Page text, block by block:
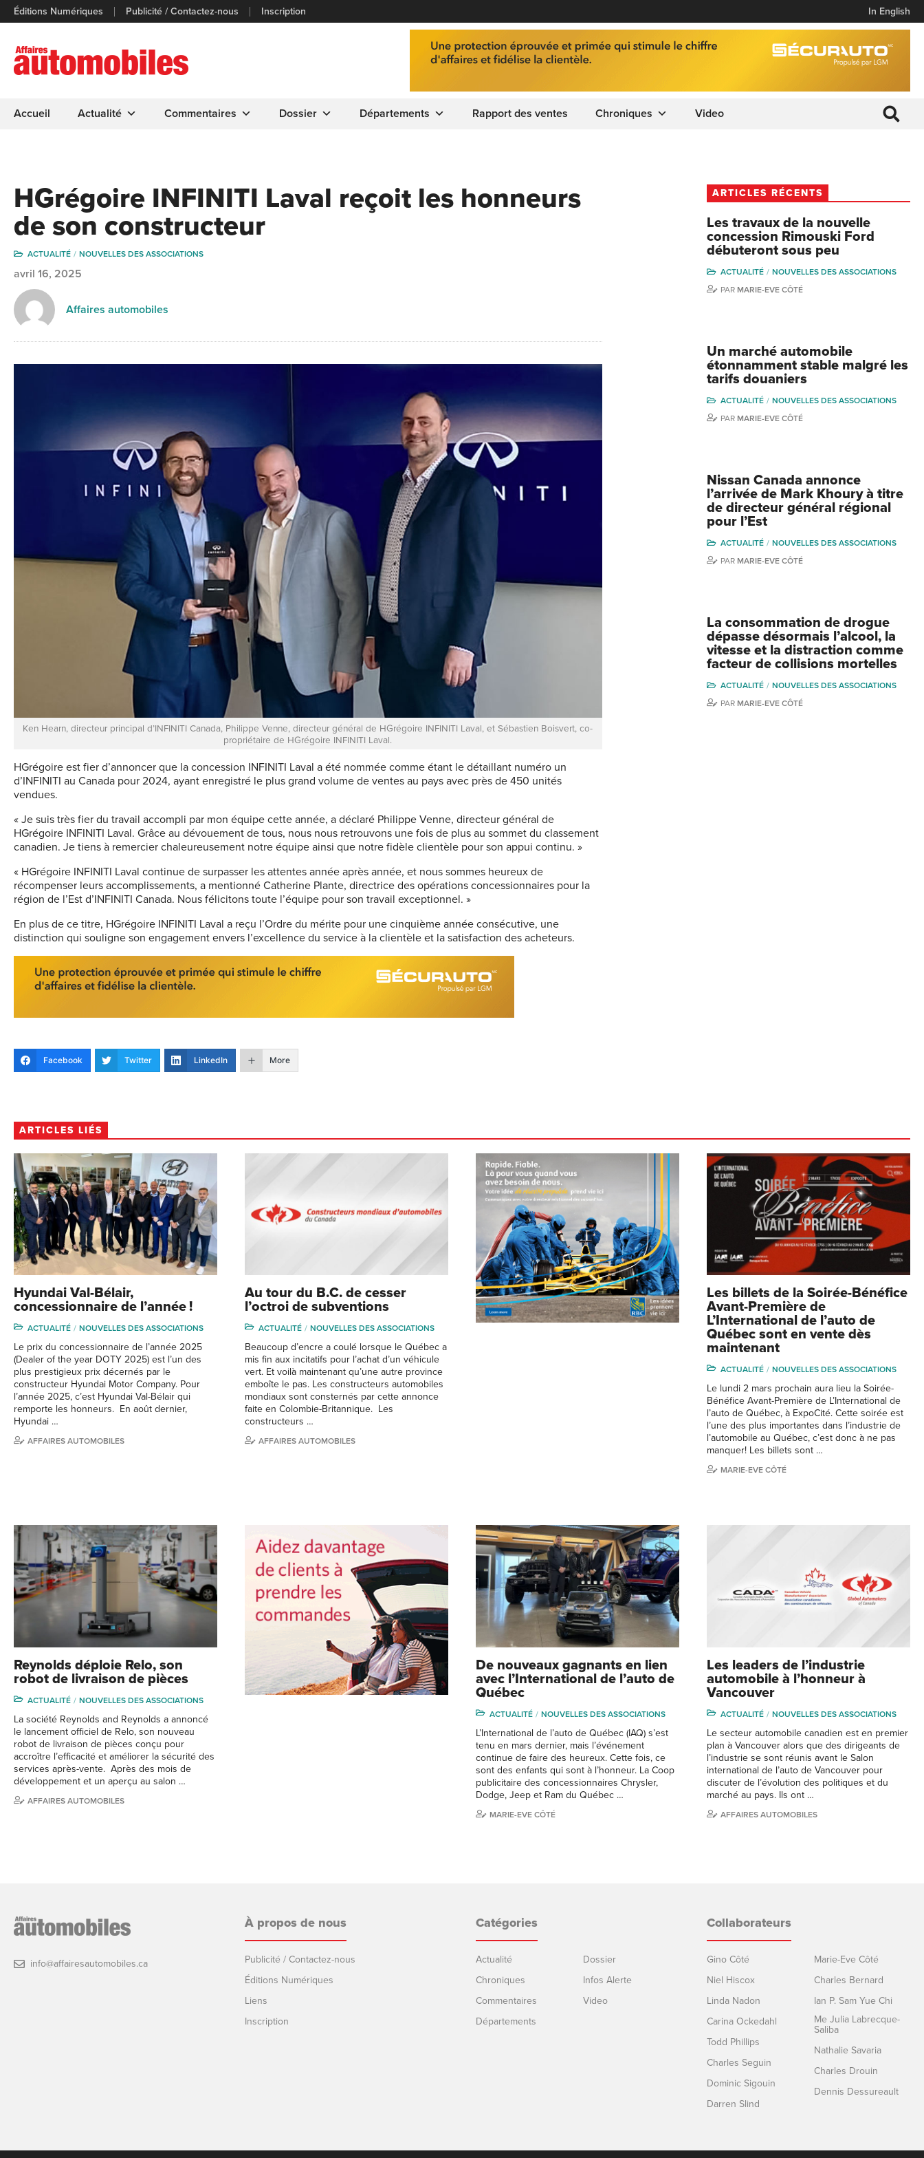
Éditions Numériques Publicité / Contactez-nous Inscription In English
Accueil Actualité Commentaires Dossier Départements Rapport des ventes Chroniques Video
HGrégoire INFINITI Laval reçoit les honneurs
de son constructeur
ACTUALITÉ NOUVELLES DES ASSOCIATIONS
avril 16, 2025
Affaires automobiles
Ken Hearn, directeur principal d’INFINITI Canada, Philippe Venne, directeur général de HGrégoire INFINITI Laval, et Sébastien Boisvert, co-
propriétaire de HGrégoire INFINITI Laval.
HGrégoire est fier d’annoncer que la concession INFINITI Laval a été nommée comme étant le détaillant numéro un
d’INFINITI au Canada pour 2024, ayant enregistré le plus grand volume de ventes au pays avec près de 450 unités
vendues.
« Je suis très fier du travail accompli par mon équipe cette année, a déclaré Philippe Venne, directeur général de
HGrégoire INFINITI Laval. Grâce au dévouement de tous, nous nous retrouvons une fois de plus au sommet du classement
canadien. Je tiens à remercier chaleureusement notre équipe ainsi que notre fidèle clientèle pour son appui continu. »
« HGrégoire INFINITI Laval continue de surpasser les attentes année après année, et nous sommes heureux de
récompenser leurs accomplissements, a mentionné Catherine Plante, directrice des opérations concessionnaires pour la
région de l’Est d’INFINITI Canada. Nous félicitons toute l’équipe pour son travail exceptionnel. »
En plus de ce titre, HGrégoire INFINITI Laval a reçu l’Ordre du mérite pour une cinquième année consécutive, une
distinction qui souligne son engagement envers l’excellence du service à la clientèle et la satisfaction des acheteurs.
Facebook Twitter LinkedIn More
ARTICLES RÉCENTS
Les travaux de la nouvelle
concession Rimouski Ford
débuteront sous peu
ACTUALITÉ
NOUVELLES DES ASSOCIATIONS
PAR MARIE-EVE CÔTÉ
Un marché automobile
étonnamment stable malgré les
tarifs douaniers
ACTUALITÉ
NOUVELLES DES ASSOCIATIONS
PAR MARIE-EVE CÔTÉ
Nissan Canada annonce
l’arrivée de Mark Khoury à titre
de directeur général régional
pour l’Est
ACTUALITÉ
NOUVELLES DES ASSOCIATIONS
PAR MARIE-EVE CÔTÉ
La consommation de drogue
dépasse désormais l’alcool, la
vitesse et la distraction comme
facteur de collisions mortelles
ACTUALITÉ
NOUVELLES DES ASSOCIATIONS
PAR MARIE-EVE CÔTÉ
ARTICLES LIÉS
Hyundai Val-Bélair,
concessionnaire de l’année !
ACTUALITÉ NOUVELLES DES ASSOCIATIONS
Le prix du concessionnaire de l’année 2025
(Dealer of the year DOTY 2025) est l’un des
plus prestigieux prix décernés par le
constructeur Hyundai Motor Company. Pour
l’année 2025, c’est Hyundai Val-Bélair qui
remporte les honneurs. En août dernier,
Hyundai …
AFFAIRES AUTOMOBILES
Au tour du B.C. de cesser
l’octroi de subventions
ACTUALITÉ NOUVELLES DES ASSOCIATIONS
Beaucoup d’encre a coulé lorsque le Québec a
mis fin aux incitatifs pour l’achat d’un véhicule
vert. Et voilà maintenant qu’une autre province
emboîte le pas. Les constructeurs automobiles
mondiaux sont consternés par cette annonce
faite en Colombie-Britannique. Les
constructeurs …
AFFAIRES AUTOMOBILES
Les billets de la Soirée-Bénéfice
Avant-Première de
L’International de l’auto de
Québec sont en vente dès
maintenant
ACTUALITÉ NOUVELLES DES ASSOCIATIONS
Le lundi 2 mars prochain aura lieu la Soirée-
Bénéfice Avant-Première de L’International de
l’auto de Québec, à ExpoCité. Cette soirée est
l’une des plus importantes dans l’industrie de
l’automobile au Québec, c’est donc à ne pas
manquer! Les billets sont …
MARIE-EVE CÔTÉ
Reynolds déploie Relo, son
robot de livraison de pièces
ACTUALITÉ NOUVELLES DES ASSOCIATIONS
La société Reynolds and Reynolds a annoncé
le lancement officiel de Relo, son nouveau
robot de livraison de pièces conçu pour
accroître l’efficacité et améliorer la sécurité des
services après-vente. Après des mois de
développement et un aperçu au salon …
AFFAIRES AUTOMOBILES
De nouveaux gagnants en lien
avec l’International de l’auto de
Québec
ACTUALITÉ NOUVELLES DES ASSOCIATIONS
L’International de l’auto de Québec (IAQ) s’est
tenu en mars dernier, mais l’événement
continue de faire des heureux. Cette fois, ce
sont des enfants qui sont à l’honneur. La Coop
publicitaire des concessionnaires Chrysler,
Dodge, Jeep et Ram du Québec …
MARIE-EVE CÔTÉ
Les leaders de l’industrie
automobile à l’honneur à
Vancouver
ACTUALITÉ NOUVELLES DES ASSOCIATIONS
Le secteur automobile canadien est en premier
plan à Vancouver alors que des dirigeants de
l’industrie se sont réunis avant le Salon
international de l’auto de Vancouver pour
discuter de l’évolution des politiques et du
marché au pays. Ils ont …
AFFAIRES AUTOMOBILES
info@affairesautomobiles.ca
À propos de nous
Publicité / Contactez-nous
Éditions Numériques
Liens
Inscription
Catégories
Actualité
Chroniques
Commentaires
Départements
Dossier
Infos Alerte
Video
Collaborateurs
Gino Côté
Niel Hiscox
Linda Nadon
Carina Ockedahl
Todd Phillips
Charles Seguin
Dominic Sigouin
Darren Slind
Marie-Eve Côté
Charles Bernard
Ian P. Sam Yue Chi
Me Julia Labrecque-
Saliba
Nathalie Savaria
Charles Drouin
Dennis Dessureault